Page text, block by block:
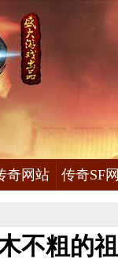
奇网站 传奇SF
不粗的